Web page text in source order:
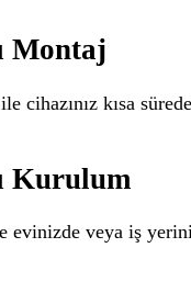
Montaj
cihazınız kısa
Kurulum
evinizde veya iş